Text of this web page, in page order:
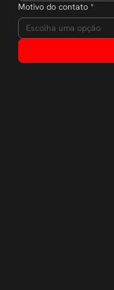
Motivo do contato *